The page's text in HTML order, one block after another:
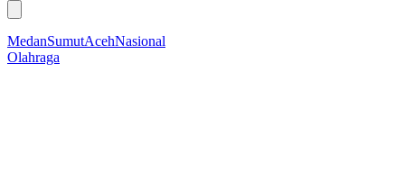
MedanSumutAcehNasional
Olahraga